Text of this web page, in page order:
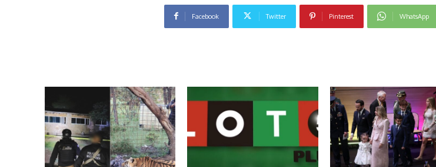
Facebook Twitter Pinterest WhatsApp